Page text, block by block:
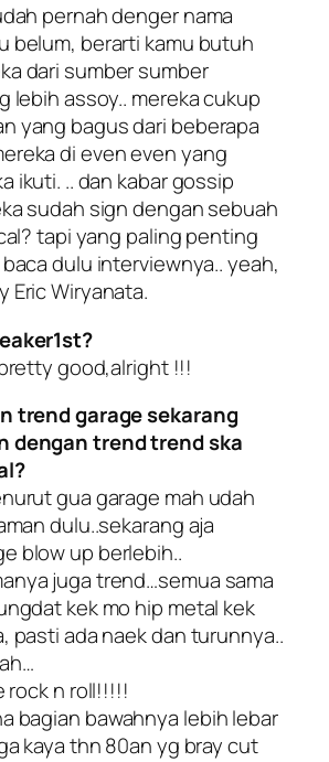
pernah denger nama
belum, berarti kamu butuh
dari sumber sumber
lebih assoy.. mereka cukup
yang bagus dari beberapa
di even even yang
ikuti. .. dan kabar gossip
sudah sign dengan sebuah
tapi yang paling penting
dulu interviewnya.. yeah,
Eric Wiryanata.
good,alright !!!
trend garage sekarang
dengan trend trend ska
gua garage mah udah
dulu..sekarang aja
blow up berlebih..
juga trend…semua sama
kek mo hip metal kek
pasti ada naek dan turunnya..
rock n roll!!!!!
bagian bawahnya lebih lebar
kaya thn 80an yg bray cut